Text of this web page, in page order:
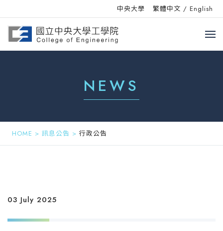
中央大學 繁體中文 / English
NEWS
HOME > 訊息公告 > 行政公告
03 July 2025